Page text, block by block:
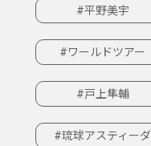
#平野美宇
#ワールドツアー
#戸上隼輔
#琉球アスティーダ